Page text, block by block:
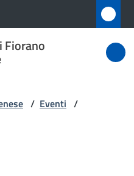
Fiorano
/ Eventi /